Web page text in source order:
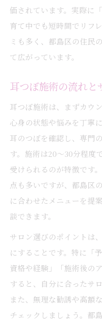
価されています。実際に
育て中でも短時間でリフ
ミも多く、都島区の住民
て広がっています。
耳つぼ施術の流れと
耳つぼ施術は、まずカウ
心身の状態や悩みを丁寧
耳のつぼを確認し、専門
す。施術は20～30分程度
受けられるのが特徴です
点も多いですが、都島区
に合わせたメニューを提
談できます。
サロン選びのポイントは
にすることです。特に「
資格や経験」「施術後の
すると、自分に合ったサ
また、無理な勧誘や高額
チェックしましょう。都